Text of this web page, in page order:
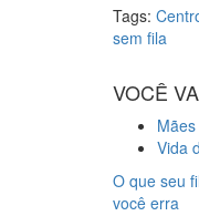
Tags:
sem fila
VOCÊ
Vida
O que seu
você erra